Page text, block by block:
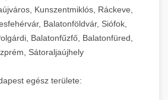
iparikonyhagepek.hu
élelmiszer szeletelő
Hosszabbítsa a
időt és tartsa meg a termék
frissességét.
Gép +
gépek professzionális
és tartósítási megoldások.
Kunszentmiklós, Ráckeve,
Balatonföldvár, Siófok,
Balatonfűzfő, Balatonfüred,
Sátoraljaújhely
egész területe: